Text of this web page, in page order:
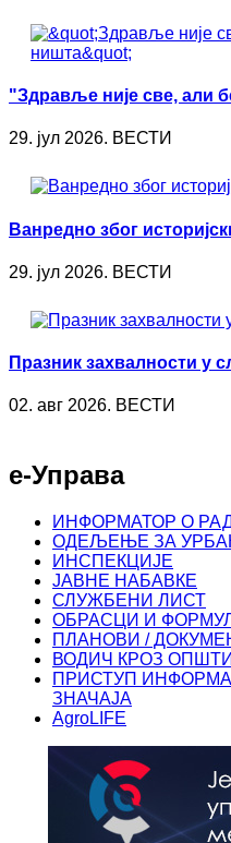
"Здравље није све, али
29. јул 2026. ВЕСТИ
Ванредно због
29. јул 2026. ВЕСТИ
Празник захвалности у
02. авг 2026. ВЕСТИ
е-Управа
ИНФОРМАТОР О
ОДЕЉЕЊЕ ЗА
ИНСПЕКЦИЈЕ
ЈАВНЕ НАБАВКЕ
СЛУЖБЕНИ ЛИСТ
ОБРАСЦИ И
ПЛАНОВИ /
ВОДИЧ КРОЗ
ПРИСТУП
ЗНАЧАЈА
AgroLIFE